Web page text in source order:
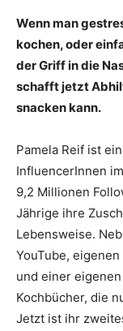
Wenn man
kochen, oder
der Griff in die
schafft jetzt
snacken kann.
Pamela Reif ist
InfluencerInnen
9,2 Millionen
Jährige ihre
Lebensweise.
YouTube,
und einer
Kochbücher, die
Jetzt ist ihr